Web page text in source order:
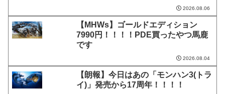
2026.08.06
【MHWs】ゴールドエディション
7990円！！！！PDE買ったやつ馬鹿
です
2026.08.04
【朗報】今日はあの「モンハン3(トラ
イ)」発売から17周年！！！！